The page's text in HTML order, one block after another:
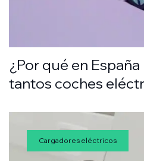
¿Por qué en
tantos coches
Cargadores eléctricos